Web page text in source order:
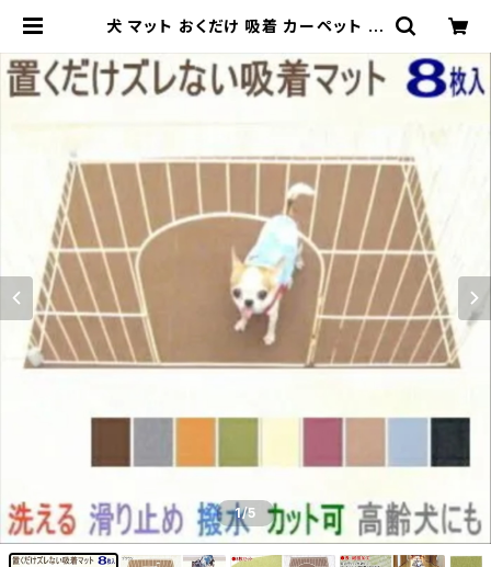
犬 マット おくだけ 吸着 カーペット 撥
フローリング 膝蓋骨 滑り止め 床暖房
対応 置くだけ タイル 子犬 老犬 高齢
犬 介護 関節 脱臼 すべりどめ ジョイ
1/5